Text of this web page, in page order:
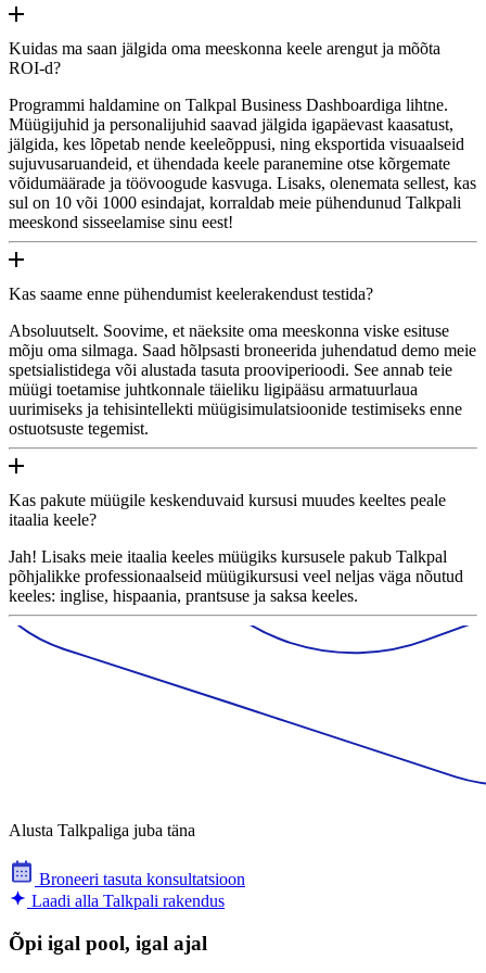
Kuidas ma saan jälgida oma meeskonna keele arengut ja mõõta
ROI-d?
Programmi haldamine on Talkpal Business Dashboardiga lihtne.
Müügijuhid ja personalijuhid saavad jälgida igapäevast kaasatust,
jälgida, kes lõpetab nende keeleõppusi, ning eksportida visuaalseid
sujuvusaruandeid, et ühendada keele paranemine otse kõrgemate
võidumäärade ja töövoogude kasvuga. Lisaks, olenemata sellest, kas
sul on 10 või 1000 esindajat, korraldab meie pühendunud Talkpali
meeskond sisseelamise sinu eest!
Kas saame enne pühendumist keelerakendust testida?
Absoluutselt. Soovime, et näeksite oma meeskonna viske esituse
mõju oma silmaga. Saad hõlpsasti broneerida juhendatud demo meie
spetsialistidega või alustada tasuta prooviperioodi. See annab teie
müügi toetamise juhtkonnale täieliku ligipääsu armatuurlaua
uurimiseks ja tehisintellekti müügisimulatsioonide testimiseks enne
ostuotsuste tegemist.
Kas pakute müügile keskenduvaid kursusi muudes keeltes peale
itaalia keele?
Jah! Lisaks meie itaalia keeles müügiks kursusele pakub Talkpal
põhjalikke professionaalseid müügikursusi veel neljas väga nõutud
keeles: inglise, hispaania, prantsuse ja saksa keeles.
Alusta Talkpaliga juba täna
Broneeri tasuta konsultatsioon
Laadi alla Talkpali rakendus
Õpi igal pool, igal ajal